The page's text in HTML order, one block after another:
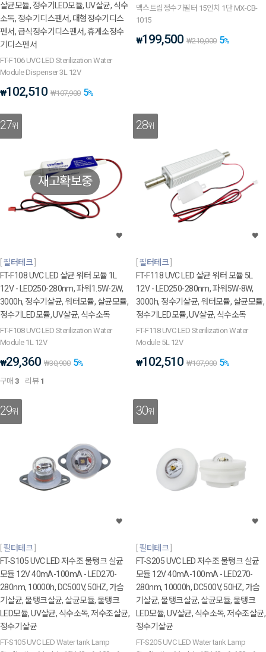
살균모듈, 정수기LED모듈, UV살균, 식수
소독, 정수기디스펜서, 대형정수기디스
펜서, 급식정수기디스펜서, 휴게소정수
기디스펜서
FT-F106 UVC LED Sterilization Water
Module Dispenser 3L 12V
₩102,510 ₩107,900 5%
맥스트림정수기필터 15인치 1단 MX-CB-
1015
₩199,500 ₩210,000 5%
재고확보중
27위
필터테크
FT-F108 UVC LED 살균 워터 모듈 1L
12V - LED250-280nm, 파워1.5W-2W,
3000h, 정수기살균, 워터모듈, 살균모듈,
정수기LED모듈, UV살균, 식수소독
FT-F108 UVC LED Sterilization Water
Module 1L 12V
₩29,360 ₩30,900 5%
구매3 리뷰 1
28위
필터테크
FT-F118 UVC LED 살균 워터 모듈 5L
12V - LED250-280nm, 파워5W-8W,
3000h, 정수기살균, 워터모듈, 살균모듈,
정수기LED모듈, UV살균, 식수소독
FT-F118 UVC LED Sterilization Water
Module 5L 12V
₩102,510 ₩107,900 5%
29위
필터테크
FT-S105 UVC LED 저수조 물탱크 살균
모듈 12V 40mA-100mA - LED270-
280nm, 10000h, DC500V, 50HZ, 가습
기살균, 물탱크살균, 살균모듈, 물탱크
LED모듈, UV살균, 식수소독, 저수조살균,
정수기살균
FT-S105 UVC LED Water tank Lamp
30위
필터테크
FT-S205 UVC LED 저수조 물탱크 살균
모듈 12V 40mA-100mA - LED270-
280nm, 10000h, DC500V, 50HZ, 가습
기살균, 물탱크살균, 살균모듈, 물탱크
LED모듈, UV살균, 식수소독, 저수조살균,
정수기살균
FT-S205 UVC LED Water tank Lamp